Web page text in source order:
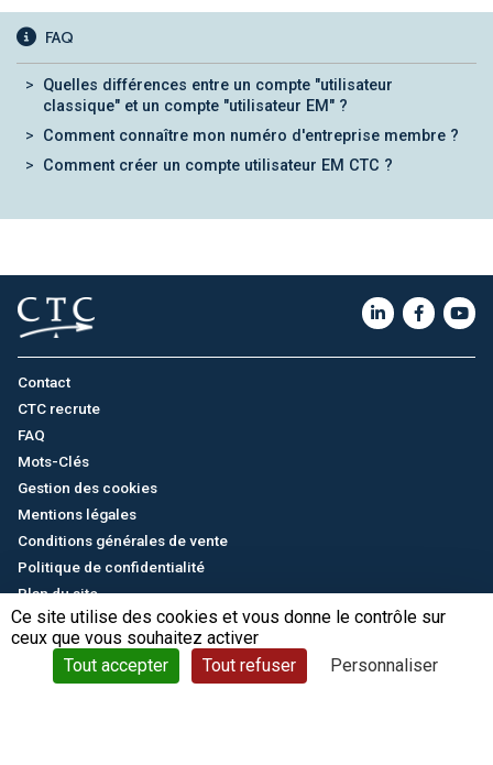
Ce site utilise des cookies et vous donne le contrôle sur
ceux que vous souhaitez activer
Tout accepter
Tout refuser Personnaliser
FAQ
Quelles différences entre un compte "utilisateur
classique" et un compte "utilisateur EM" ?
Comment connaître mon numéro d'entreprise membre ?
Comment créer un compte utilisateur EM CTC ?
Contact
CTC recrute
FAQ
Mots-Clés
Gestion des cookies
Mentions légales
Conditions générales de vente
Politique de confidentialité
Plan du site
© CTC - 2026
English/中文